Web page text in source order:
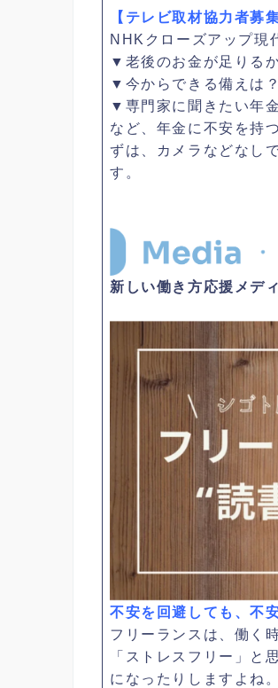
【テレビ取材協力者募
NHKクローズアップ現
▼老後のお金が足りる
▼今からできる備えは？
▼専門家に聞きたい年
など、年金に不安を持
ずは、カメラなどなし
す。
新しい働き方応援メデ
不安を回避しても、不
フリーランスは、働く
「ストレスフリー」と
になったりしますよね